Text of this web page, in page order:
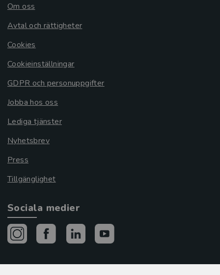
Om oss
Avtal och rättigheter
Cookies
Cookieinställningar
GDPR och personuppgifter
Jobba hos oss
Lediga tjänster
Nyhetsbrev
Press
Tillgänglighet
Sociala medier